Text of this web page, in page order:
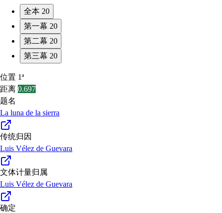
全本 20
第一幕 20
第二幕 20
第三幕 20
位置 1ª
距离 0.697
题名
La luna de la sierra
传统归因
Luis Vélez de Guevara
文体计量归属
Luis Vélez de Guevara
确定